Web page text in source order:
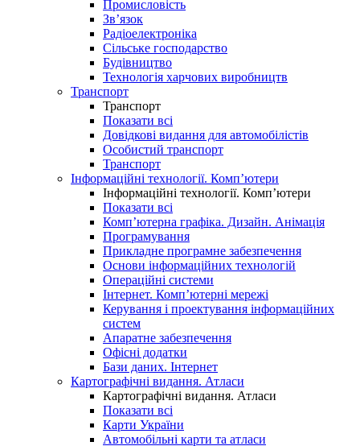
Промисловість
Зв’язок
Радіоелектроніка
Сільське господарство
Будівництво
Технологія харчових виробництв
Транспорт
Транспорт
Показати всі
Довідкові видання для автомобілістів
Особистий транспорт
Транспорт
Інформаційні технології. Комп’ютери
Інформаційні технології. Комп’ютери
Показати всі
Комп’ютерна графіка. Дизайн. Анімація
Програмування
Прикладне програмне забезпечення
Основи інформаційних технологій
Операційні системи
Інтернет. Комп’ютерні мережі
Керування і проектування інформаційних
систем
Апаратне забезпечення
Офісні додатки
Бази даних. Інтернет
Картографічні видання. Атласи
Картографічні видання. Атласи
Показати всі
Карти України
Автомобільні карти та атласи